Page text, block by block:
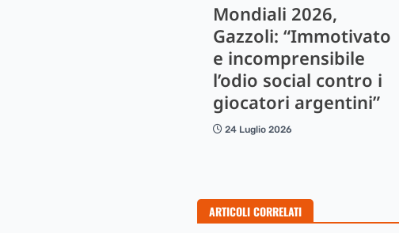
Mondiali 2026,
Gazzoli: “Immotivato
e incomprensibile
l’odio social contro i
giocatori argentini”
24 Luglio 2026
ARTICOLI CORRELATI